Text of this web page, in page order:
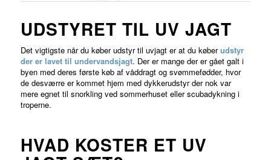
UDSTYRET TIL UV JAGT
Det vigtigste når du køber udstyr til uvjagt er at du køberudstyr
der er lavet til undervandsjagt. Der er mange der er gået galt i
byen med deres første køb af våddragt og svømmefødder, hvor
de desværre er kommet hjem med dykkerudstyr der nok var
mere egnet til snorkling ved sommerhuset eller scubadykning i
troperne.
HVAD KOSTER ET UV